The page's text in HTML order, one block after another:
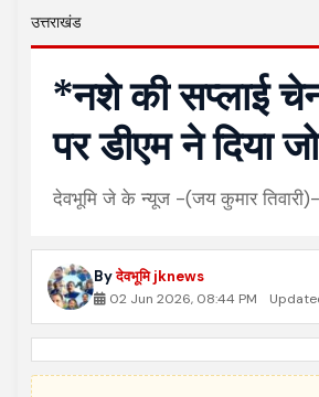
उत्तराखंड
*नशे की सप्लाई
पर डीएम ने दिया
देवभूमि जे के न्यूज -(जय कुमार
Byदेवभूमि jknews
02 Jun 2026, 08:44 PM